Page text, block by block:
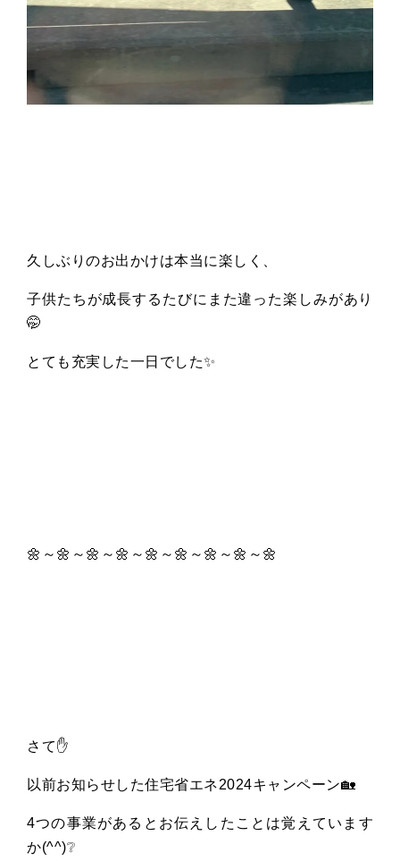
久しぶりのお出かけは本当に楽しく、
子供たちが成長するたびにまた違った楽しみがあり
🤭
とても充実した一日でした✨
🌼～🌼～🌼～🌼～🌼～🌼～🌼～🌼～🌼
さて✋
以前お知らせした住宅省エネ2024キャンペーン🏡
4つの事業があるとお伝えしたことは覚えています
か(^^)❔